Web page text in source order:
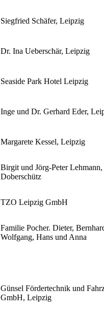
Siegfried Schäfer, Leipzig
Dr. Ina Ueberschär, Leipzig
Seaside Park Hotel Leipzig
Inge und Dr. Gerhard Eder,
Margarete Kessel, Leipzig
Birgit und Jörg-Peter Lehmann,
Doberschütz
TZO Leipzig GmbH
Familie Pocher. Dieter,
Wolfgang, Hans und Anna
Günsel Fördertechnik und
GmbH, Leipzig